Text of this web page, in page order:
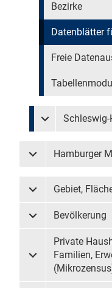
Bezirke
Datenblätter
Freie
Tabellenmodul
Untermenü
Untermenü
Hamburger
Untermenü Gebiet,
Gebiet,
Untermenü
Bevölkerung
Untermenü
Private
Familien,